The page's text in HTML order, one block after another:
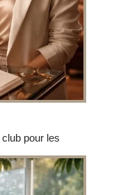
pour les